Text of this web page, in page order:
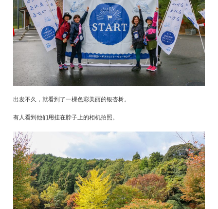
出发不久，就看到了一棵色彩美丽的银杏树。
有人看到他们用挂在脖子上的相机拍照。